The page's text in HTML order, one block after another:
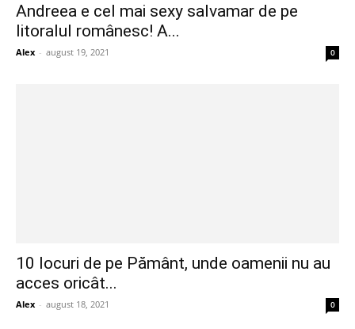
Andreea e cel mai sexy salvamar de pe
litoralul românesc! A...
Alex - august 19, 2021 0
10 locuri de pe Pământ, unde oamenii nu au
acces oricât...
Alex - august 18, 2021 0